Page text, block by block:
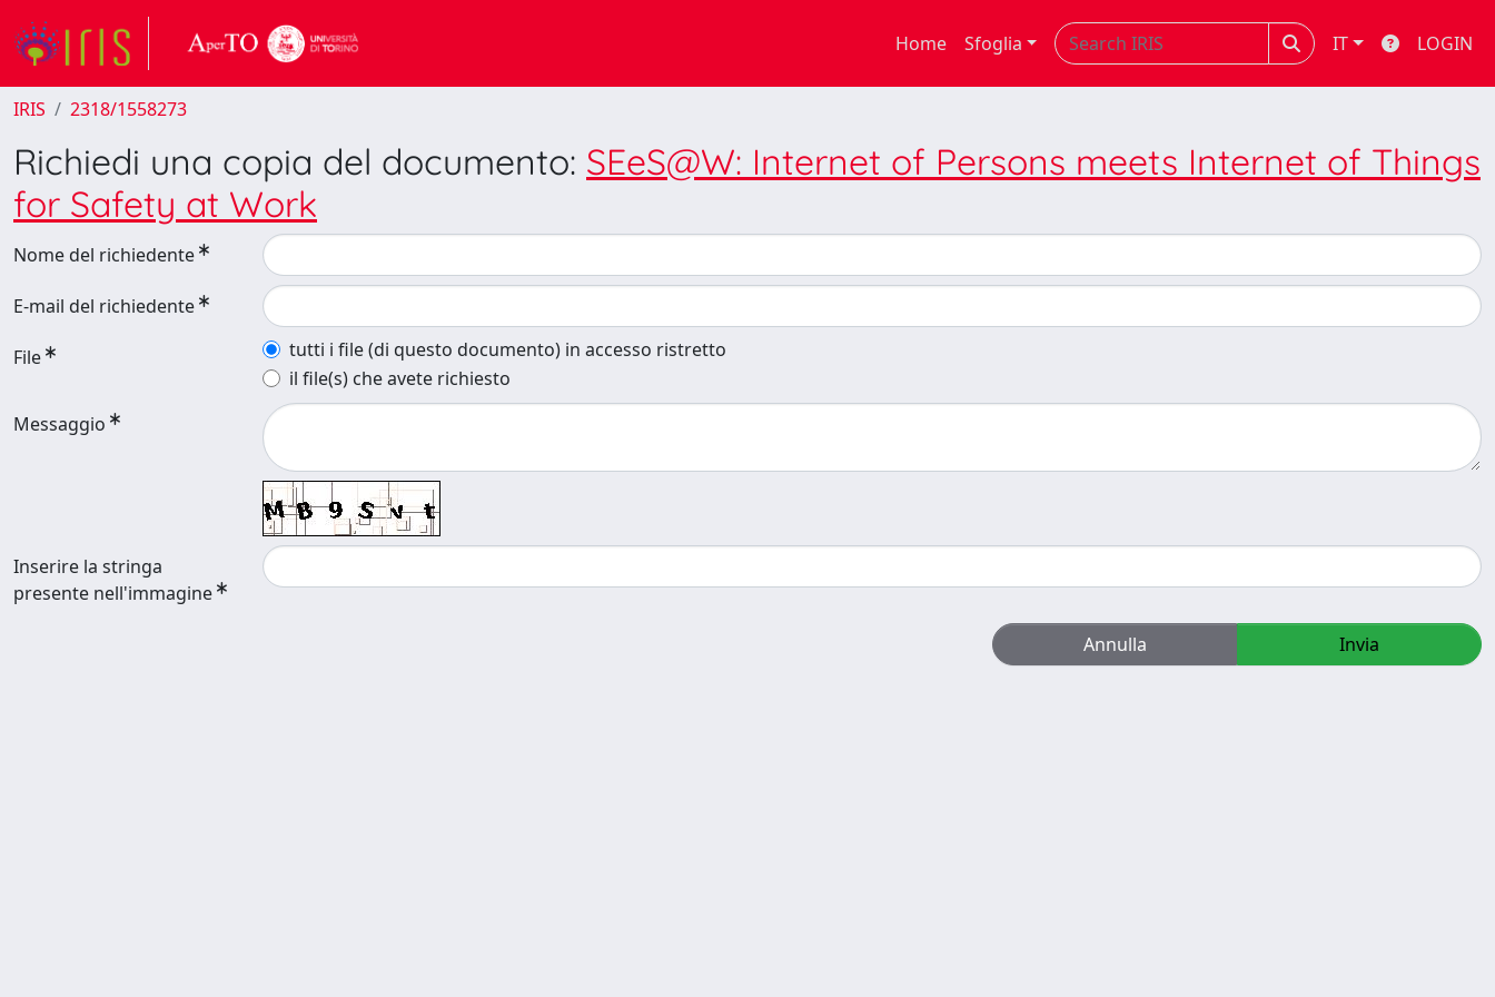
Home Sfoglia IT LOGIN
IRIS 2318/1558273
Richiedi una copia del documento: SEeS@W: Internet of Persons meets Internet of Things
for Safety at Work
Nome del richiedente
E-mail del richiedente
File
tutti i file (di questo documento) in accesso ristretto
il file(s) che avete richiesto
Messaggio
Inserire la stringa
presente nell'immagine
Annulla Invia